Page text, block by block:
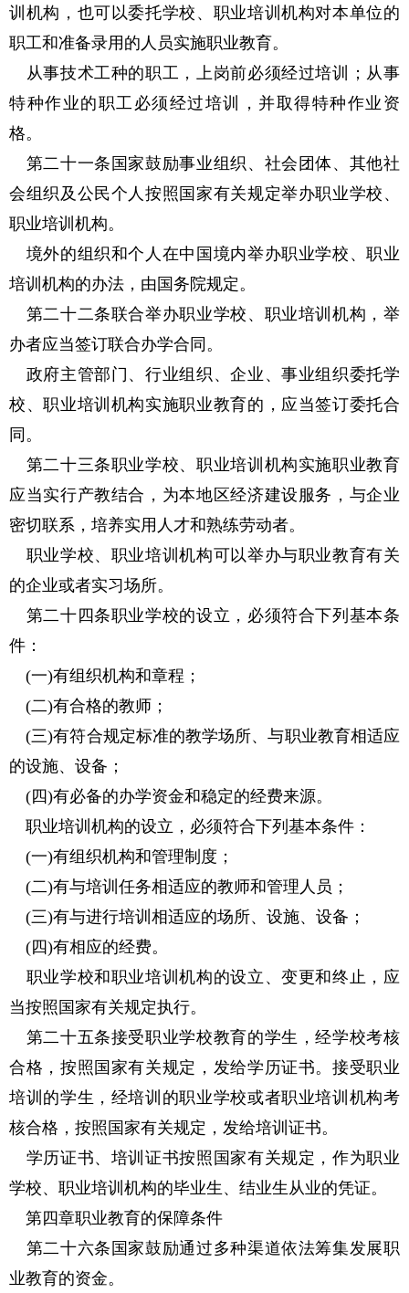
训机构，也可以委托学校、职业培训机构对本单位的
职工和准备录用的人员实施职业教育。
从事技术工种的职工，上岗前必须经过培训；从事
特种作业的职工必须经过培训，并取得特种作业资
格。
第二十一条国家鼓励事业组织、社会团体、其他社
会组织及公民个人按照国家有关规定举办职业学校、
职业培训机构。
境外的组织和个人在中国境内举办职业学校、职业
培训机构的办法，由国务院规定。
第二十二条联合举办职业学校、职业培训机构，举
办者应当签订联合办学合同。
政府主管部门、行业组织、企业、事业组织委托学
校、职业培训机构实施职业教育的，应当签订委托合
同。
第二十三条职业学校、职业培训机构实施职业教育
应当实行产教结合，为本地区经济建设服务，与企业
密切联系，培养实用人才和熟练劳动者。
职业学校、职业培训机构可以举办与职业教育有关
的企业或者实习场所。
第二十四条职业学校的设立，必须符合下列基本条
件：
(一)有组织机构和章程；
(二)有合格的教师；
(三)有符合规定标准的教学场所、与职业教育相适应
的设施、设备；
(四)有必备的办学资金和稳定的经费来源。
职业培训机构的设立，必须符合下列基本条件：
(一)有组织机构和管理制度；
(二)有与培训任务相适应的教师和管理人员；
(三)有与进行培训相适应的场所、设施、设备；
(四)有相应的经费。
职业学校和职业培训机构的设立、变更和终止，应
当按照国家有关规定执行。
第二十五条接受职业学校教育的学生，经学校考核
合格，按照国家有关规定，发给学历证书。接受职业
培训的学生，经培训的职业学校或者职业培训机构考
核合格，按照国家有关规定，发给培训证书。
学历证书、培训证书按照国家有关规定，作为职业
学校、职业培训机构的毕业生、结业生从业的凭证。
第四章职业教育的保障条件
第二十六条国家鼓励通过多种渠道依法筹集发展职
业教育的资金。